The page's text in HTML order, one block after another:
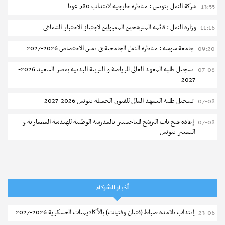
13:55 شركة النقل بتونس : مناظرة خارجية لانتداب 580 عونا
11:16 وزارة النقل : قائمة المترشحين المقبولين لاجتياز الاختبار الشفاهي
09:20 جامعة سوسة : مناظرة النقل الجامعية في نفس الاختصاص 2026-2027
07-08
تسجيل طلبة المعهد العالي للرياضة و التربية البدنية بقصر السعيد 2026-
2027
07-08 تسجيل طلبة المعهد العالى للفنون الجميلة بتونس 2026-2027
07-08 إعادة فتح باب الترشح للماجستير بالمدرسة الوطنية للهندسة المعمارية و
التعمير بتونس
المعهد العالي للعلوم التطبيقية والتكنولوجيا بالقيروان : الترشح للماجستير
2026-2027
أخبار الشركاء
23-06 إنتداب تلامذة ضباط (فتيان وفتيات) بالأكاديميات العسكرية 2026-2027